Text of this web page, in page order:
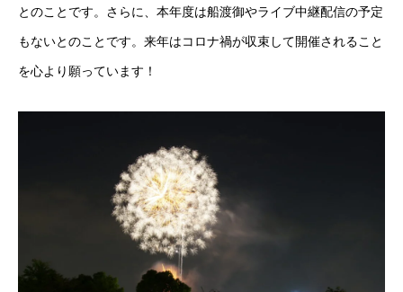
とのことです。さらに、本年度は船渡御やライブ中継配信の予定
もないとのことです。来年はコロナ禍が収束して開催されること
を心より願っています！